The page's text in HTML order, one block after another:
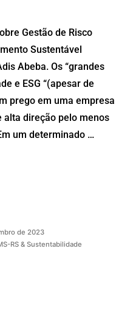
Gestão de Risco
Sustentável
Abeba. Os “grandes
e ESG “(apesar de
prego em uma empresa
alta direção pelo menos
um determinado …
de 2023
RS & Sustentabilidade